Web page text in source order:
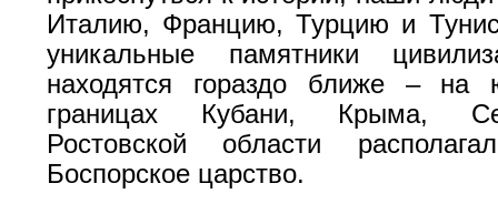
Италию, Францию, Турцию и
уникальные памятники
находятся гораздо ближе – на
границах Кубани, Крыма,
Ростовской области
Боспорское царство.